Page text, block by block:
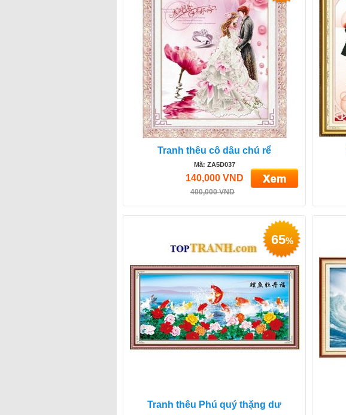
Tranh thêu cô dâu chú rể
Mã: ZA5D037
140,000 VND
400,000 VND
Tranh thêu Phú quý thặng dư
65%